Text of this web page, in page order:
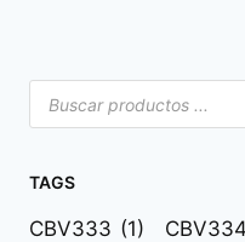
TAGS
CBV333 (1) CBV334